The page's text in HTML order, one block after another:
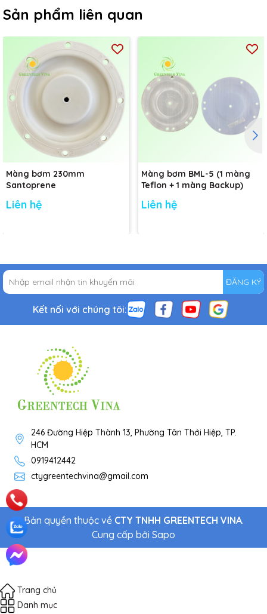
Sản phẩm liên quan
Màng bơm 230mm
Santoprene
Liên hệ
Màng bơm BML-5 (1 màng
Teflon + 1 màng Backup)
Liên hệ
ĐĂNG KÝ
Kết nối với chúng tôi:
246 Đường Hiệp Thành 13, Phường Tân Thới Hiệp, TP.
HCM
0919412442
ctygreentechvina@gmail.com
Bản quyền thuộc về CTY TNHH GREENTECH VINA.
Cung cấp bởi Sapo
Trang chủ
Danh mục